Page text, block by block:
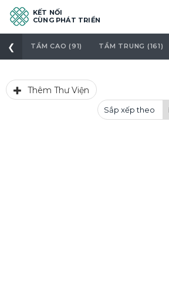
KẾT NỐI
CÙNG PHÁT TRIỂN
❮ TẦM CAO (91) TẦM TRUNG (161)
Thêm Thư Viện
Sắp xếp theo